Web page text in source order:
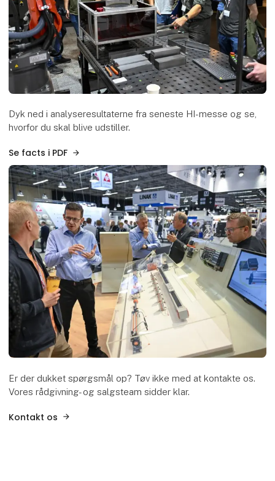
Dyk ned i analyseresultaterne fra seneste HI-messe og se,
hvorfor du skal blive udstiller.
Se facts i PDF
Er der dukket spørgsmål op? Tøv ikke med at kontakte os.
Vores rådgivning- og salgsteam sidder klar.
Kontakt os